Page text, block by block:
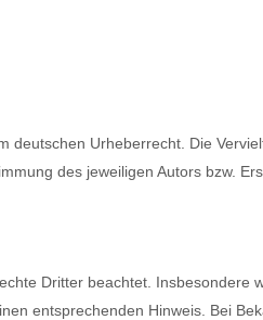
Urheberrecht. Die
des jeweiligen Autors bzw.
Dritter beachtet. Insbesondere
entsprechenden Hinweis. Bei